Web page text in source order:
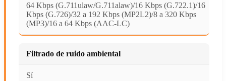
64 Kbps (G.711ulaw/G.711alaw)/16 Kbps (G.722.1)/16
Kbps (G.726)/32 a 192 Kbps (MP2L2)/8 a 320 Kbps
(MP3)/16 a 64 Kbps (AAC-LC)
Filtrado de ruido ambiental
Sí